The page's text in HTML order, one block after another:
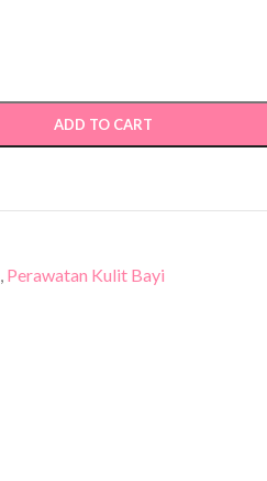
ADD TO CART
, Perawatan Kulit Bayi